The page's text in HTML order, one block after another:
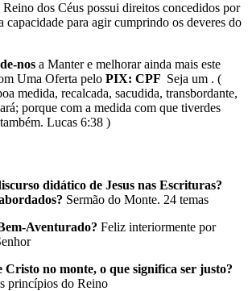
dos Céus possui direitos concedidos por
capacidade para agir cumprindo os deveres do
nos a Manter e melhorar ainda mais este
Uma Oferta pelo PIX: CPF Seja um . (
medida, recalcada, sacudida, transbordante,
porque com a medida com que tiverdes
Lucas 6:38 )
didático de Jesus nas Escrituras?
Sermão do Monte. 24 temas
Aventurado? Feliz interiormente por
Cristo no monte, o que significa ser justo?
princípios do Reino